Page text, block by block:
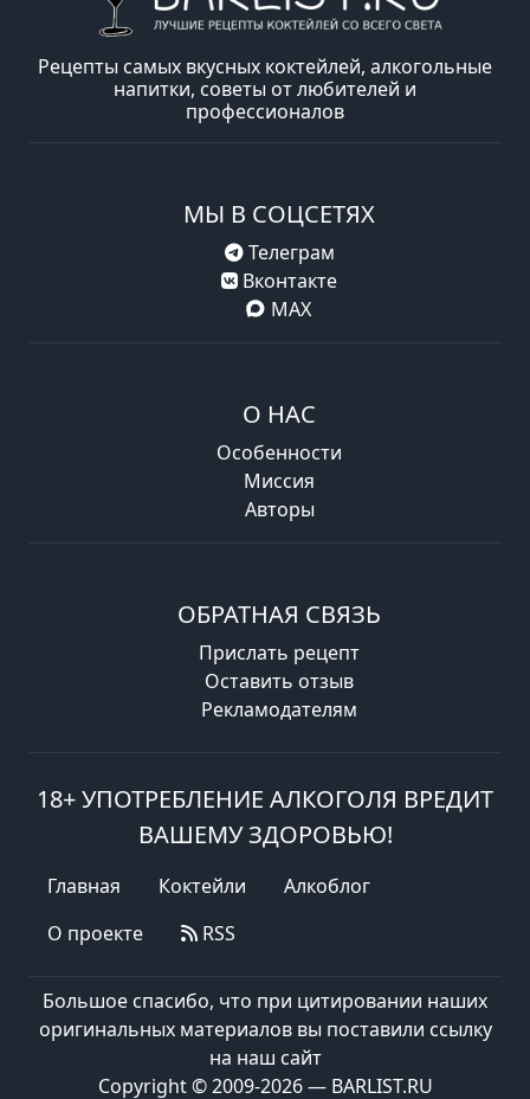
Рецепты самых вкусных коктейлей, алкогольные
напитки, советы от любителей и
профессионалов
МЫ В СОЦСЕТЯХ
Телеграм
Вконтакте
MAX
О НАС
Особенности
Миссия
Авторы
ОБРАТНАЯ СВЯЗЬ
Прислать рецепт
Оставить отзыв
Рекламодателям
18+ УПОТРЕБЛЕНИЕ АЛКОГОЛЯ ВРЕДИТ
ВАШЕМУ ЗДОРОВЬЮ!
Главная Коктейли
Алкоблог
О проекте
RSS
Большое спасибо, что при цитировании наших
оригинальных материалов вы поставили ссылку
на наш сайт
Copyright © 2009-2026 — BARLIST.RU